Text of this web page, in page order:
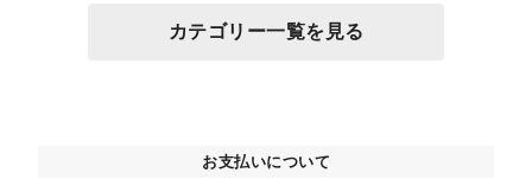
カテゴリー一覧を見る
お支払いについて